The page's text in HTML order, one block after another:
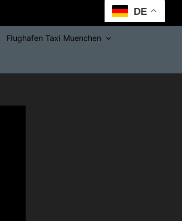
DE
Flughafen Taxi Muenchen